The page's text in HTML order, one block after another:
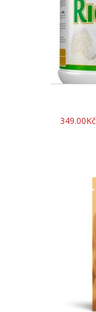
349.00Kč